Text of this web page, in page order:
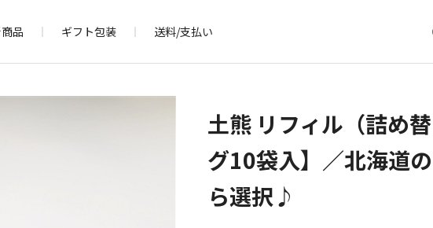
品 ギフト包装 送料/支払い
土熊 リフィル（詰め
グ10袋入】／北海道
ら選択♪